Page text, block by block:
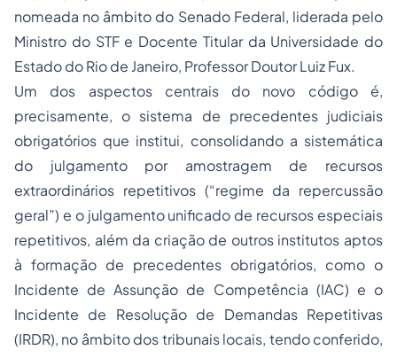
nomeada no âmbito do Senado Federal, liderada pelo
Ministro do STF e Docente Titular da Universidade do
Estado do Rio de Janeiro, Professor Doutor Luiz Fux.
Um dos aspectos centrais do novo código é,
precisamente, o sistema de precedentes judiciais
obrigatórios que institui, consolidando a sistemática
do julgamento por amostragem de recursos
extraordinários repetitivos (“regime da repercussão
geral”) e o julgamento unificado de recursos especiais
repetitivos, além da criação de outros institutos aptos
à formação de precedentes obrigatórios, como o
Incidente de Assunção de Competência (IAC) e o
Incidente de Resolução de Demandas Repetitivas
(IRDR), no âmbito dos tribunais locais, tendo conferido,